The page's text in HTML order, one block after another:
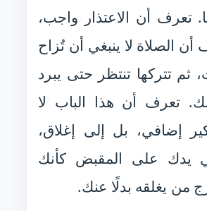
تعرف أن الاعتذار واجب،
الصلاة لا ينبغي أن تُزاح
ثم تتركها تنتظر حتى يبرد
تعرف أن هذا الباب لا
إضافي، بل إلى إغلاق،
يدك على المقبض كأنك
من يغلقه بدلًا عنك.